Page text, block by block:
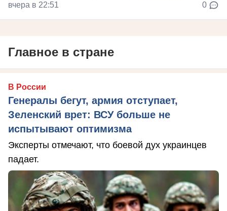
вчера в 22:51 0
Главное в стране
В России
Генералы бегут, армия отступает,
Зеленский врет: ВСУ больше не
испытывают оптимизма
Эксперты отмечают, что боевой дух украинцев
падает.